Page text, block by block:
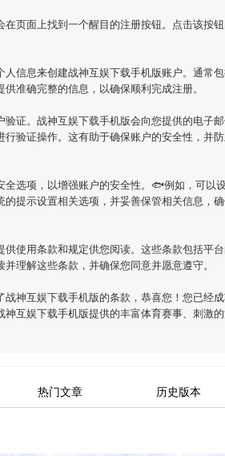
在页面上找到一个醒目的注册按钮。点击该按
人信息来创建战神互娱下载手机版账户。通常
准确完整的信息，以确保顺利完成注册。
证。 战神互娱下载手机版会向您提供的电子
验证操作。这有助于确保账户的安全性，并
全选项，以增强账户的安全性。🐟例如，可以
提示设置相关选项，并妥善保管相关信息，
供使用条款和规定供您阅读。这些条款包括平台
理解这些条款，并确保您同意并愿意遵守。
战神互娱下载手机版的条款，恭喜您！您已经
神互娱下载手机版提供的丰富体育赛事、刺激
热门文章 历史版本